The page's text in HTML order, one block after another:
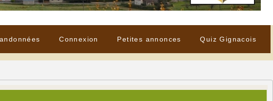
Connexion Petites annonces Quiz Gignacois